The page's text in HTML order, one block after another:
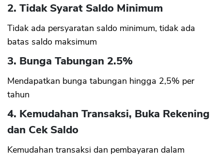
2. Tidak Syarat Saldo Minimum
Tidak ada persyaratan saldo minimum, tidak ada
batas saldo maksimum
3. Bunga Tabungan 2.5%
Mendapatkan bunga tabungan hingga 2,5% per
tahun
4. Kemudahan Transaksi, Buka Rekening
dan Cek Saldo
Kemudahan transaksi dan pembayaran dalam
OK
CANCEL